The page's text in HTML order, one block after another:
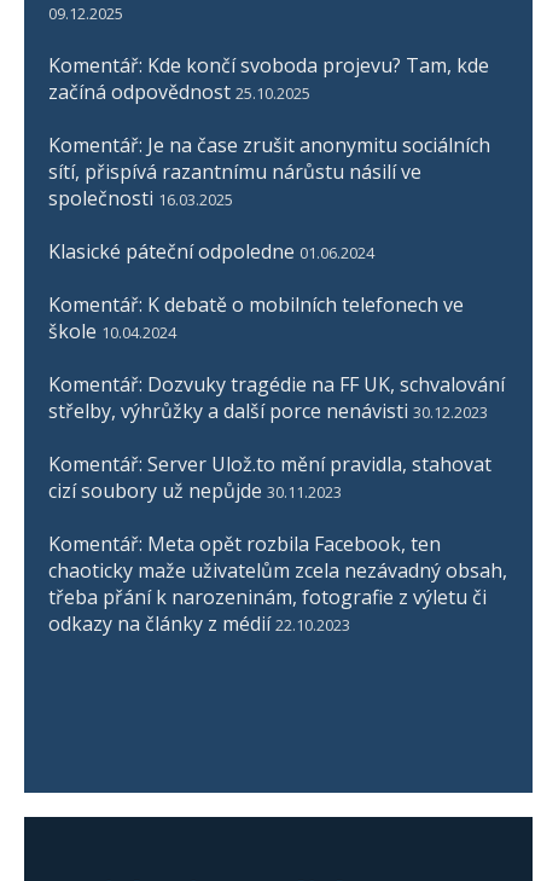
09.12.2025
Komentář: Kde končí svoboda projevu? Tam, kde
začíná odpovědnost 25.10.2025
Komentář: Je na čase zrušit anonymitu sociálních
sítí, přispívá razantnímu nárůstu násilí ve
společnosti 16.03.2025
Klasické páteční odpoledne 01.06.2024
Komentář: K debatě o mobilních telefonech ve
škole 10.04.2024
Komentář: Dozvuky tragédie na FF UK, schvalování
střelby, výhrůžky a další porce nenávisti 30.12.2023
Komentář: Server Ulož.to mění pravidla, stahovat
cizí soubory už nepůjde 30.11.2023
Komentář: Meta opět rozbila Facebook, ten
chaoticky maže uživatelům zcela nezávadný obsah,
třeba přání k narozeninám, fotografie z výletu či
odkazy na články z médií 22.10.2023